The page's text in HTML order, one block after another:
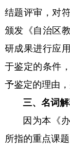
结题评审，对
颁发《自治区
研成果进行应
于鉴定的条件
予鉴定的理由
三、名词
因为本《
所指的重点课